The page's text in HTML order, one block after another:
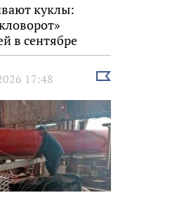
куклы:
в сентябре
17:48
Выбрать